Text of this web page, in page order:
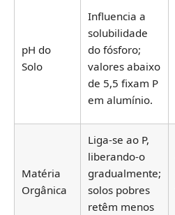
pH do
Solo
Influencia a
solubilidade
do fósforo;
valores abaixo
de 5,5 fixam P
em alumínio.
Matéria
Orgânica
Liga-se ao P,
liberando-o
gradualmente;
solos pobres
retêm menos